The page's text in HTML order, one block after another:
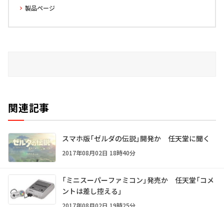
製品ページ
関連記事
スマホ版「ゼルダの伝説」開発か 任天堂に聞く
2017年08月02日 18時40分
「ミニスーパーファミコン」発売か 任天堂「コメ
ントは差し控える」